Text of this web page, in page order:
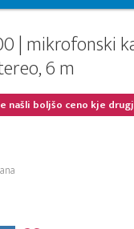
| mikrofonski
6 m
našli boljšo ceno kje